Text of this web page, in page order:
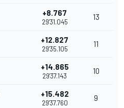
+8.767
29'31.045
13
+12.827
29'35.105
11
+14.865
29'37.143
10
+15.482
29'37.760
9